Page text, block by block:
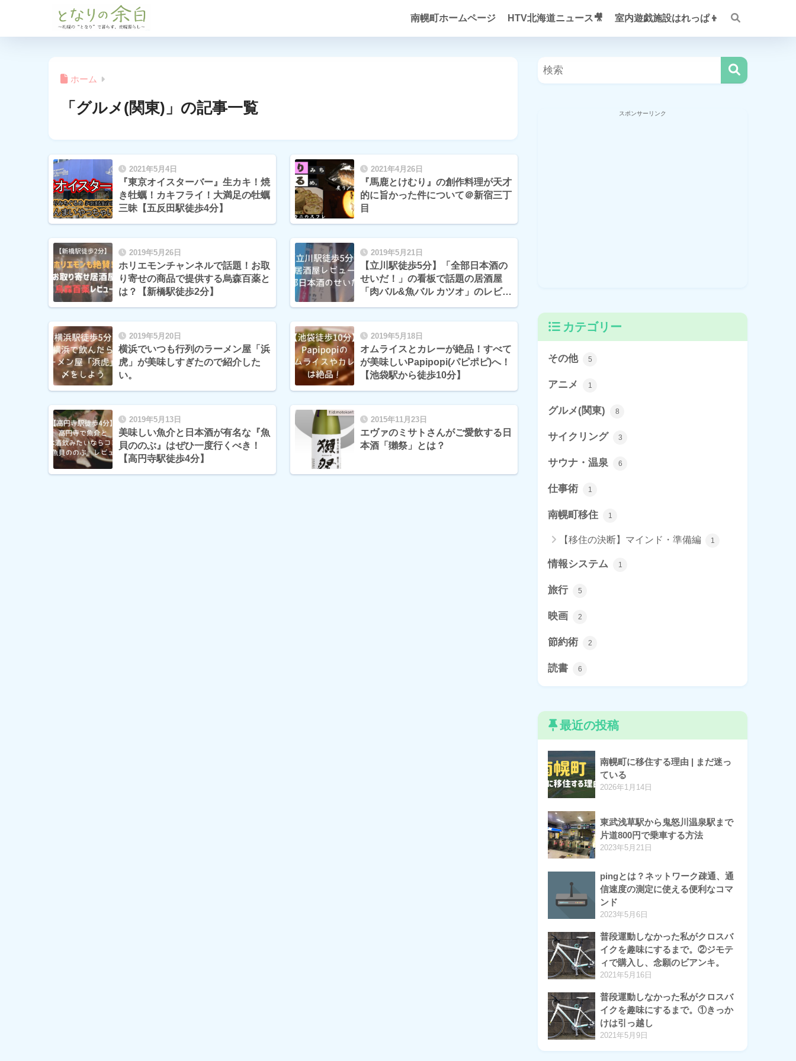
南幌町ホームページ HTV北海道ニュース🎥 室内遊戯施設はれっぱ👦
ホーム
「グルメ(関東)」の記事一覧
2021年5月4日
『東京オイスターバー』生カキ！焼
き牡蠣！カキフライ！大満足の牡蠣
三昧【五反田駅徒歩4分】
2021年4月26日
『馬鹿とけむり』の創作料理が天才
的に旨かった件について＠新宿三丁
目
2019年5月26日
ホリエモンチャンネルで話題！お取
り寄せの商品で提供する烏森百薬と
は？【新橋駅徒歩2分】
2019年5月21日
【立川駅徒歩5分】「全部日本酒の
せいだ！」の看板で話題の居酒屋
「肉バル&魚バル カツオ」のレビュ
2019年5月20日
横浜でいつも行列のラーメン屋「浜
虎」が美味しすぎたので紹介した
い。
2019年5月18日
オムライスとカレーが絶品！すべて
が美味しいPapipopi(パピポピ)へ！
【池袋駅から徒歩10分】
2019年5月13日
美味しい魚介と日本酒が有名な『魚
貝ののぶ』はぜひ一度行くべき！
【高円寺駅徒歩4分】
2015年11月23日
エヴァのミサトさんがご愛飲する日
本酒「獺祭」とは？
スポンサーリンク
カテゴリー
その他 5
アニメ 1
グルメ(関東) 8
サイクリング 3
サウナ・温泉 6
仕事術 1
南幌町移住 1
【移住の決断】マインド・準備編 1
情報システム 1
旅行 5
映画 2
節約術 2
読書 6
最近の投稿
南幌町に移住する理由 | まだ迷っ
ている
2026年1月14日
東武浅草駅から鬼怒川温泉駅まで
片道800円で乗車する方法
2023年5月21日
pingとは？ネットワーク疎通、通
信速度の測定に使える便利なコマ
ンド
2023年5月6日
普段運動しなかった私がクロスバ
イクを趣味にするまで。②ジモテ
ィで購入し、念願のビアンキ。
2021年5月16日
普段運動しなかった私がクロスバ
イクを趣味にするまで。①きっか
けは引っ越し
2021年5月9日